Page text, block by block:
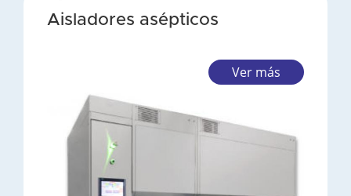
Aisladores asépticos
Ver más